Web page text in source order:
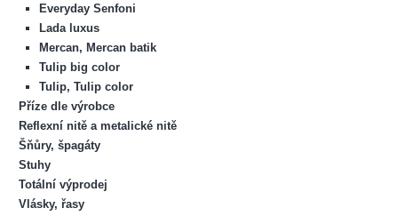
Everyday Senfoni
Lada luxus
Mercan, Mercan batik
Tulip big color
Tulip, Tulip color
Příze dle výrobce
Reflexní nitě a metalické nitě
Šňůry, špagáty
Stuhy
Totální výprodej
Vlásky, řasy